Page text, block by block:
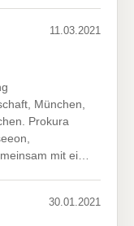
11.03.2021
München,
Prokura
mit ei…
30.01.2021